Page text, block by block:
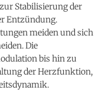
Stabilisierung der
Entzündung.
meiden und sich
Die
bis hin zu
der Herzfunktion,